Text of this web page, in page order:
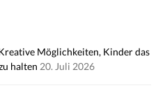
Möglichkeiten, Kinder das
halten 20. Juli 2026